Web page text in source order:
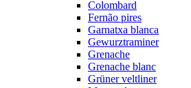
Colombard
Fernão pires
Garnatxa blanca
Gewurztraminer
Grenache
Grenache blanc
Grüner veltliner